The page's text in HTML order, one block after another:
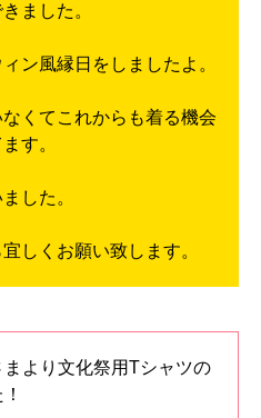
ました。
ン風縁日をしましたよ。
くてこれからも着る機会
す。
した。
しくお願い致します。
より文化祭用Tシャツの